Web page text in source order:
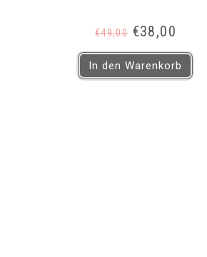
€49,00 Ursprünglicher
Preis
war:
€49,00
€38,00
ist:
€38,00.
In den Warenkorb